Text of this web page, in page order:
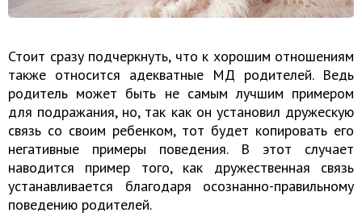
Стоит сразу подчеркнуть, что к хорошим отношениям
также относится адекватные МД родителей. Ведь
родитель может быть не самым лучшим примером
для подражания, но, так как он установил дружескую
связь со своим ребенком, тот будет копировать его
негативные примеры поведения. В этот случает
наводится пример того, как дружественная связь
устанавливается благодаря осознанно-правильному
поведению родителей.